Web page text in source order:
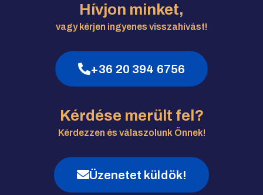
Hívjon minket,
vagy kérjen ingyenes visszahívást!
+36 20 394 6756
Kérdése merült fel?
Kérdezzen és válaszolunk Önnek!
Üzenetet küldök!